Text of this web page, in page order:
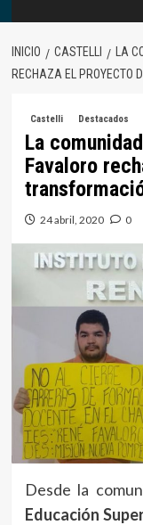
INICIO CASTELLI
LA
RECHAZA EL PROYECTO
Castelli Destacados
La
Favaloro
24 abril, 2020 0
Desde la
Educación